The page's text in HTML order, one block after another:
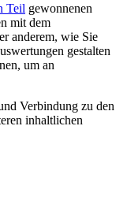
Teil gewonnenen
mit dem
anderem, wie Sie
gestalten
um an
Verbindung zu den
inhaltlichen